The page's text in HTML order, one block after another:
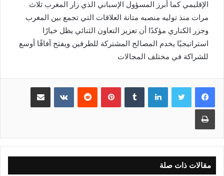
الإقليمي كما أبرز المسؤول الإسباني الذي زار المغرب ثلاث
مرات منذ توليه منصبه متانة العلاقات التي تجمع بين المغرب
وجزر الكناري مؤكدًا أن تعزيز التعاون الثنائي يظل خيارًا
استراتيجيًا يخدم المصالح المشتركة للطرفين ويفتح آفاقًا أوسع
للشراكة في مختلف المجالات
لينكدإن بينتيريست مشاركة عبر البريد
طباعة
مقالات ذات صلة